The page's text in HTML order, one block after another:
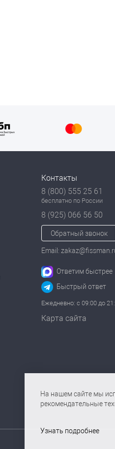
Контакты
8 (800) 555 25 61
бесплатно по России
8 (925) 066 56 50
Обратный звонок
Email:
Ответим быстрее
Быстрый ответ
Ежедневно: с 09:00 до
Карта сайта
На нашем сайте мы
рекомендательные
Узнать подробнее